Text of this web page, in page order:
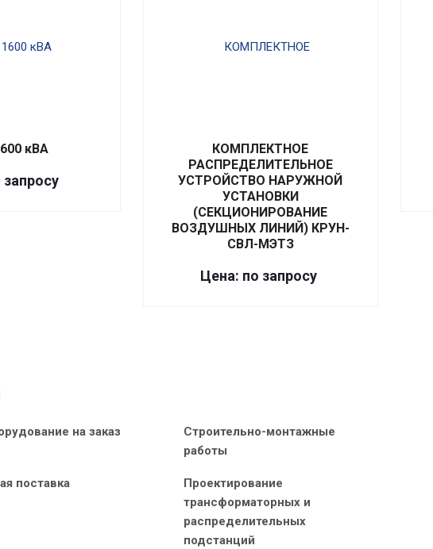
кВА
КОМПЛЕКТНОЕ
РАСПРЕДЕЛИТЕЛЬНОЕ
УСТРОЙСТВО НАРУЖНОЙ
УСТАНОВКИ
(СЕКЦИОНИРОВАНИЕ
ВОЗДУШНЫХ ЛИНИЙ) КРУН-
СВЛ-МЭТЗ
Цена: по запросу
на заказ
Строительно-монтажные
работы
поставка
Проектирование
трансформаторных и
распределительных
подстанций